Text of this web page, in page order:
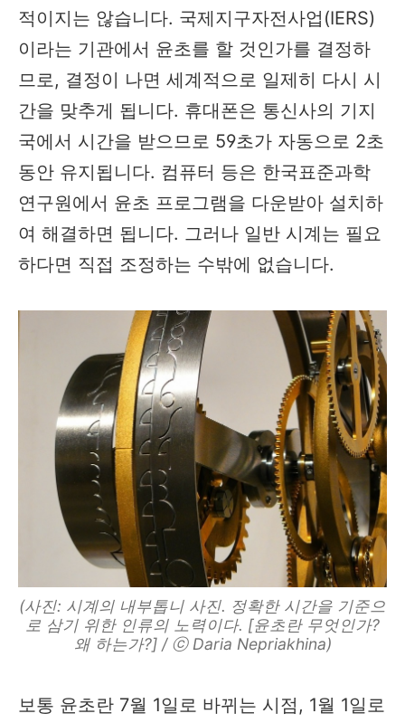
적이지는 않습니다. 국제지구자전사업(IERS)
이라는 기관에서 윤초를 할 것인가를 결정하
므로, 결정이 나면 세계적으로 일제히 다시 시
간을 맞추게 됩니다. 휴대폰은 통신사의 기지
국에서 시간을 받으므로 59초가 자동으로 2초
동안 유지됩니다. 컴퓨터 등은 한국표준과학
연구원에서 윤초 프로그램을 다운받아 설치하
여 해결하면 됩니다. 그러나 일반 시계는 필요
하다면 직접 조정하는 수밖에 없습니다.
(사진: 시계의 내부톱니 사진. 정확한 시간을 기준으
로 삼기 위한 인류의 노력이다. [윤초란 무엇인가?
왜 하는가?] / ⓒ Daria Nepriakhina)
보통 윤초란 7월 1일로 바뀌는 시점, 1월 1일로